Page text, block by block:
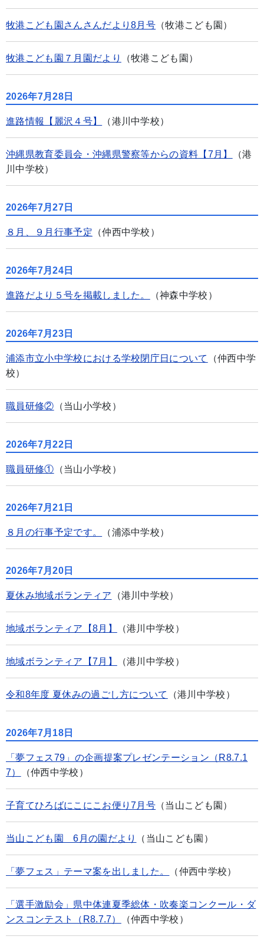
牧港こども園さんさんだより8月号 （牧港こども園）
牧港こども園７月園だより （牧港こども園）
2026年7月28日
進路情報【麗沢４号】 （港川中学校）
沖縄県教育委員会・沖縄県警察等からの資料【7月】
（港
川中学校）
2026年7月27日
８月、９月行事予定 （仲西中学校）
2026年7月24日
進路だより５号を掲載しました。 （神森中学校）
2026年7月23日
浦添市立小中学校における学校閉庁日について
（仲西中学
校）
職員研修② （当山小学校）
2026年7月22日
職員研修① （当山小学校）
2026年7月21日
８月の行事予定です。 （浦添中学校）
2026年7月20日
夏休み地域ボランティア （港川中学校）
地域ボランティア【8月】 （港川中学校）
地域ボランティア【7月】 （港川中学校）
令和8年度 夏休みの過ごし方について （港川中学校）
2026年7月18日
「夢フェス79」の企画提案プレゼンテーション（R8.7.1
7）
（仲西中学校）
子育てひろばにこにこお便り7月号 （当山こども園）
当山こども園 6月の園だより （当山こども園）
「夢フェス」テーマ案を出しました。 （仲西中学校）
「選手激励会」県中体連夏季総体・吹奏楽コンクール・ダ
ンスコンテスト（R8.7.7）
（仲西中学校）